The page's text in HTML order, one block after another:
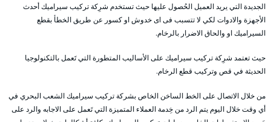
الجديدة التي يريد العميل الحُصول عليها حيث تستخدم شرِكة تركيب سيراميك أحدث
الأجهزة والادوات لكي لا تتسبب فى اى خدوش او كسور عن طريق الخطأ بقطع
السيراميك او والحاق الاضرار بالرخام.
حيث تعتمد شرِكة تركيب سيراميك على الأساليب المتطورة التي تَعمل بالتكنولوجيا
الحديثة في قص وتركيب قطع الرخام.
من خلال الاتصال على الخط الساخن الخاص بشركة تركيب سيراميك الشعب البحري في
أي وقت خلال اليوم يتم الرد من خِدمة العملاء المتميزة التي تَعمل على الاجابه والرد على